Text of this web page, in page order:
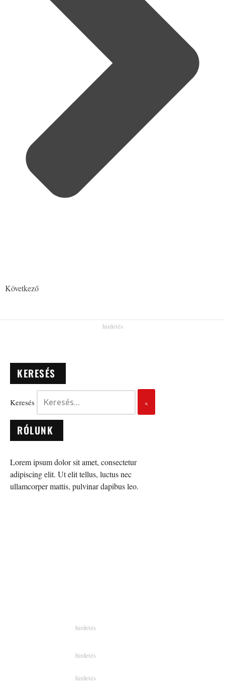
Következő
KERESÉS
Keresés
RÓLUNK
Lorem ipsum dolor sit amet, consectetur
adipiscing elit. Ut elit tellus, luctus nec
ullamcorper mattis, pulvinar dapibus leo.